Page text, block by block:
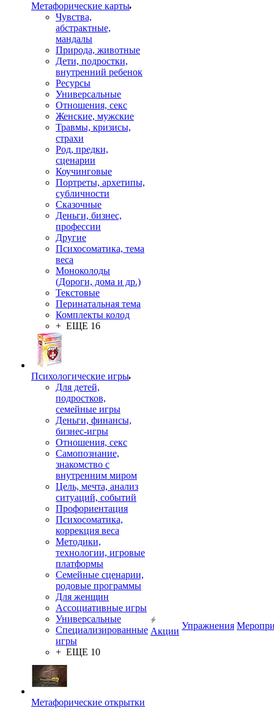
Mетафорические карты
Чувства,
абстрактные,
мандалы
Природа, животные
Дети, подростки,
внутренний ребенок
Ресурсы
Универсальные
Отношения, секс
Женские, мужские
Травмы, кризисы,
страхи
Род, предки,
сценарии
Коучинговые
Портреты, архетипы,
субличности
Сказочные
Деньги, бизнес,
профессии
Другие
Психосоматика, тема
веса
Моноколоды
(Дороги, дома и др.)
Текстовые
Перинатальная тема
Комплекты колод
+ ЕЩЕ 16
Психологические игры
Для детей,
подростков,
семейные игры
Деньги, финансы,
бизнес-игры
Отношения, секс
Самопознание,
знакомство с
внутренним миром
Цель, мечта, анализ
ситуаций, событий
Профориентация
Психосоматика,
коррекция веса
Методики,
технологии, игровые
платформы
Семейные сценарии,
родовые программы
Для женщин
Ассоциативные игры
Универсальные
Специализированные
игры
+ ЕЩЕ 10
Метафорические открытки
Акции
Упражнения